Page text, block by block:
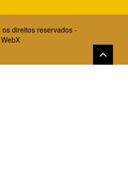
direitos reservados -